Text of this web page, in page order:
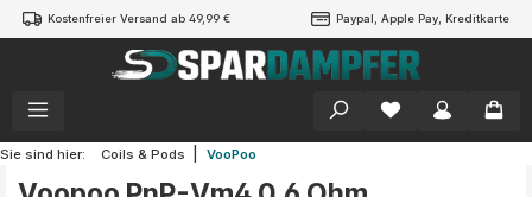
springen
Kostenfreier Versand ab 49,99 € Paypal, Apple Pay, Kreditkarte
Sie sind hier: Coils & Pods VooPoo